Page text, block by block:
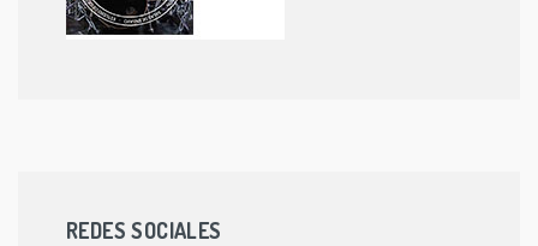
REDES SOCIALES